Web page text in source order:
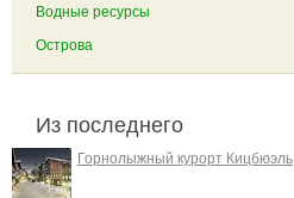
Водные ресурсы
Острова
Из последнего
Горнолыжный курорт Кицбюэль